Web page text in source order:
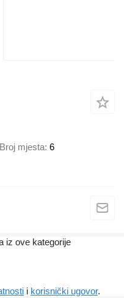
Broj mjesta 6
iz ove kategorije
i korisnički ugovor.